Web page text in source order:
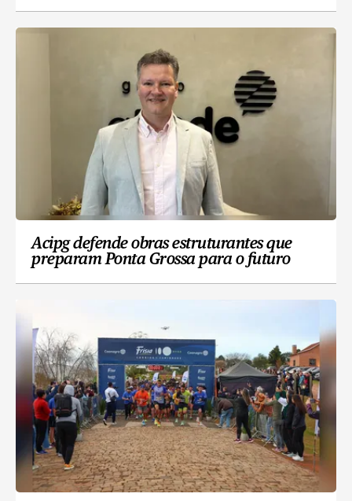
Acipg defende obras estruturantes que
preparam Ponta Grossa para o futuro